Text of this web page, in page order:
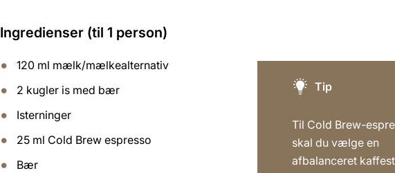
Ingredienser (til 1 person)
120 ml mælk/mælkealternativ
2 kugler is med bær
Isterninger
25 ml Cold Brew espresso
Bær
Tip
Til Cold Brew-
skal du vælge en
afbalanceret